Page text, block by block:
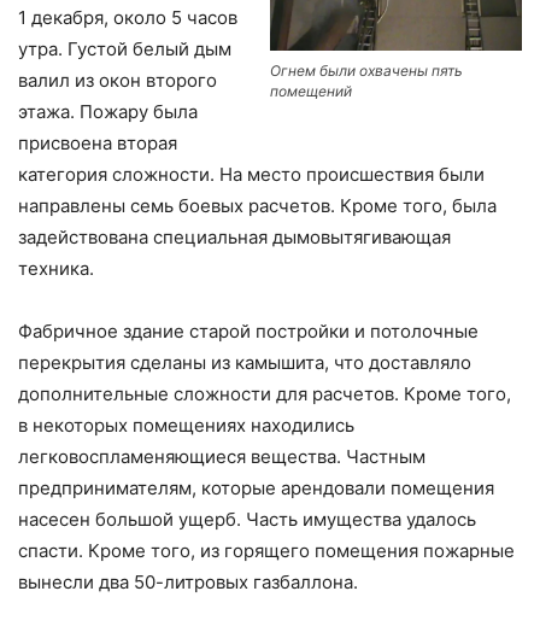
Огнем были охвачены пять
помещений
1 декабря, около 5 часов
утра. Густой белый дым
валил из окон второго
этажа. Пожару была
присвоена вторая
категория сложности. На место происшествия были
направлены семь боевых расчетов. Кроме того, была
задействована специальная дымовытягивающая
техника.
Фабричное здание старой постройки и потолочные
перекрытия сделаны из камышита, что доставляло
дополнительные сложности для расчетов. Кроме того,
в некоторых помещениях находились
легковоспламеняющиеся вещества. Частным
предпринимателям, которые арендовали помещения
насесен большой ущерб. Часть имущества удалось
спасти. Кроме того, из горящего помещения пожарные
вынесли два 50-литровых газбаллона.